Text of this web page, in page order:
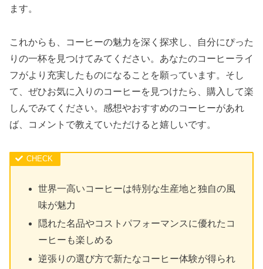
ます。
これからも、コーヒーの魅力を深く探求し、自分にぴった
りの一杯を見つけてみてください。あなたのコーヒーライ
フがより充実したものになることを願っています。そし
て、ぜひお気に入りのコーヒーを見つけたら、購入して楽
しんでみてください。感想やおすすめのコーヒーがあれ
ば、コメントで教えていただけると嬉しいです。
世界一高いコーヒーは特別な生産地と独自の風
味が魅力
隠れた名品やコストパフォーマンスに優れたコ
ーヒーも楽しめる
逆張りの選び方で新たなコーヒー体験が得られ